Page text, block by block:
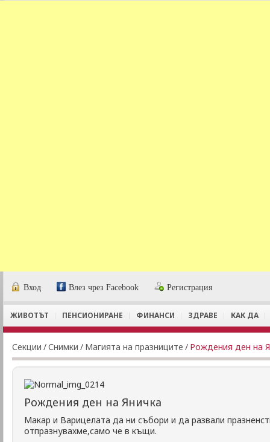
Вход Влез чрез Facebook Регистрация
ЖИВОТЪТ ПЕНСИОНИРАНЕ ФИНАНСИ ЗДРАВЕ КАК ДА
Секции /Снимки / Магията на празниците / Рождения ден на
Рождения ден на Яничка
Макар и Варицелата да ни събори и да развали
отпразнувахме,само че в къщи.